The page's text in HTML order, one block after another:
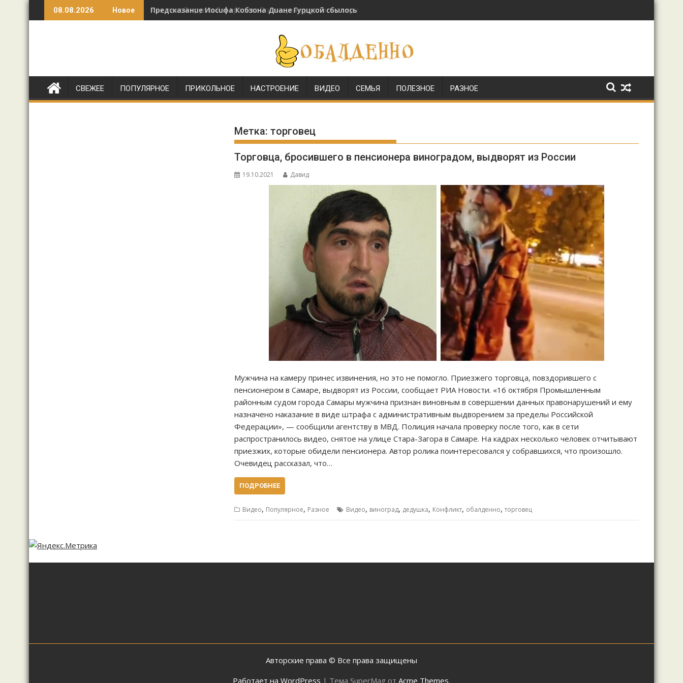
Перейти
к
08.08.2026 Новое Как такой хрупкой и красивой женщине удалось получить звание генерала МВД: Ирина Волк
СВЕЖЕЕ ПОПУЛЯРНОЕ ПРИКОЛЬНОЕ НАСТРОЕНИЕ ВИДЕО СЕМЬЯ ПОЛЕЗНОЕ РАЗНОЕ
Метка:торговец
Торговца, бросившего в пенсионера виноградом, выдворят из России
19.10.2021 Давид
Мужчина на камеру принес извинения, но это не помогло. Приезжего торговца, повздорившего с
пенсионером в Самаре, выдворят из России, сообщает РИА Новости. «16 октября Промышленным
районным судом города Самары мужчина признан виновным в совершении данных правонарушений и ему
назначено наказание в виде штрафа с административным выдворением за пределы Российской
Федерации», — сообщили агентству в МВД. Полиция начала проверку после того, как в сети
распространилось видео, снятое на улице Стара-Загора в Самаре. На кадрах несколько человек отчитывают
приезжих, которые обидели пенсионера. Автор ролика поинтересовался у собравшихся, что произошло.
Очевидец рассказал, что…
ПОДРОБНЕЕ
Видео, Популярное, Разное Видео, виноград, дедушка, Конфликт, обалденно,торговец
Авторские права © Все права защищены
Работает на WordPress | Тема SuperMag от Acme Themes.